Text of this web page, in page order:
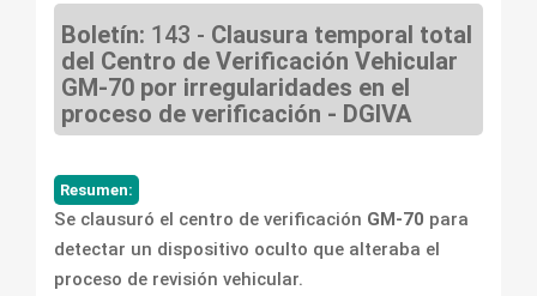
Boletín: 143 - Clausura temporal total
del Centro de Verificación Vehicular
GM-70 por irregularidades en el
proceso de verificación - DGIVA
Resumen:
Se clausuró el centro de verificación GM-70 para
detectar un dispositivo oculto que alteraba el
proceso de revisión vehicular.